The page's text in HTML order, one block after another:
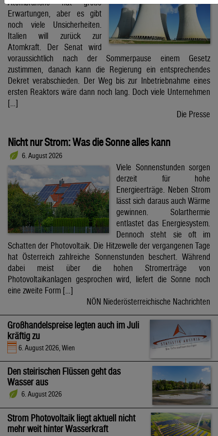
Atombranche hat große
Erwartungen, aber es gibt
noch viele Unsicherheiten.
Italien will zurück zur
Atomkraft. Der Senat wird
voraussichtlich nach der Sommerpause einem Gesetz
zustimmen, danach kann die Regierung ein entsprechendes
Dekret verabschieden. Der Weg bis zur Inbetriebnahme eines
ersten Reaktors wäre dann noch lang. Doch viele Unternehmen
[…]
Die Presse
Nicht nur Strom: Was die Sonne alles kann
6. August 2026
Viele Sonnenstunden sorgen
derzeit für hohe
Energieerträge. Neben Strom
lässt sich daraus auch Wärme
gewinnen. Solarthermie
entlastet das Energiesystem.
Dennoch steht sie oft im
Schatten der Photovoltaik. Die Hitzewelle der vergangenen Tage
hat Österreich zahlreiche Sonnenstunden beschert. Während
dabei meist über die hohen Stromerträge von
Photovoltaikanlagen gesprochen wird, liefert die Sonne noch
eine zweite Form […]
NÖN Niederösterreichische Nachrichten
Großhandelspreise legten auch im Juli
kräftig zu
6. August 2026, Wien
Den steirischen Flüssen geht das
Wasser aus
6. August 2026
Strom Photovoltaik liegt aktuell nicht
mehr weit hinter Wasserkraft